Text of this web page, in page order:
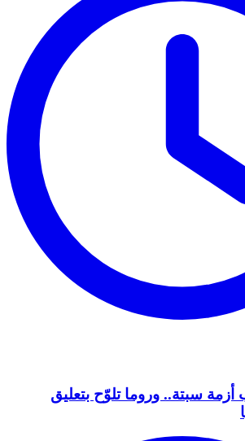
أزمة سبتة.. وروما تلوّح بتعليق